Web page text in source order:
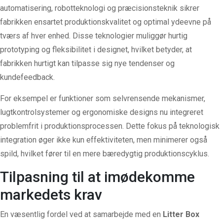
automatisering, robotteknologi og præcisionsteknik sikrer
fabrikken ensartet produktionskvalitet og optimal ydeevne på
tværs af hver enhed. Disse teknologier muliggør hurtig
prototyping og fleksibilitet i designet, hvilket betyder, at
fabrikken hurtigt kan tilpasse sig nye tendenser og
kundefeedback.
For eksempel er funktioner som selvrensende mekanismer,
lugtkontrolsystemer og ergonomiske designs nu integreret
problemfrit i produktionsprocessen. Dette fokus på teknologisk
integration øger ikke kun effektiviteten, men minimerer også
spild, hvilket fører til en mere bæredygtig produktionscyklus.
Tilpasning til at imødekomme
markedets krav
En væsentlig fordel ved at samarbejde med en Litter Box